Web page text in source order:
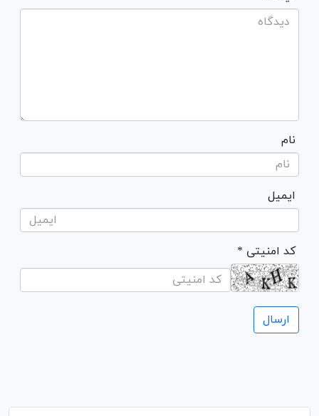
نام
ایمیل
* کد امنیتی